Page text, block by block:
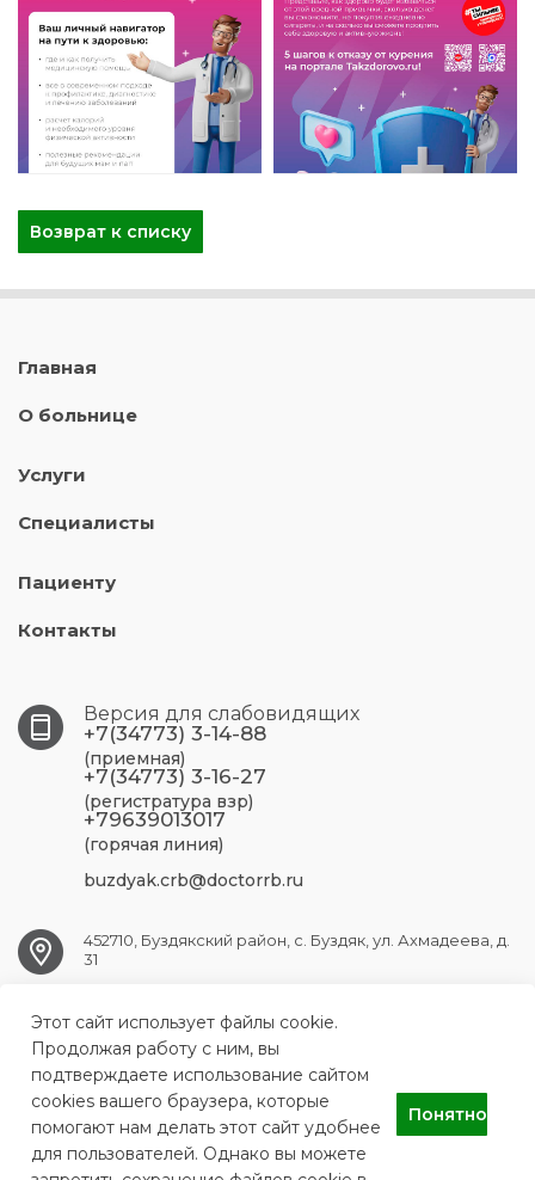
Возврат к списку
Главная
О больнице
Услуги
Специалисты
Пациенту
Контакты
Версия для слабовидящих
+7(34773) 3-14-88
(приемная)
+7(34773) 3-16-27
(регистратура взр)
+79639013017
(горячая линия)
buzdyak.crb@doctorrb.ru
452710, Буздякский район, с. Буздяк, ул. Ахмадеева, д.
31
BUZDYAK.CRB@doctorrb.ru
Буздякская центральная районная больница
Этот сайт использует файлы cookie.
Продолжая работу с ним, вы
подтверждаете использование сайтом
cookies вашего браузера, которые
помогают нам делать этот сайт удобнее
для пользователей. Однако вы можете
Понятно